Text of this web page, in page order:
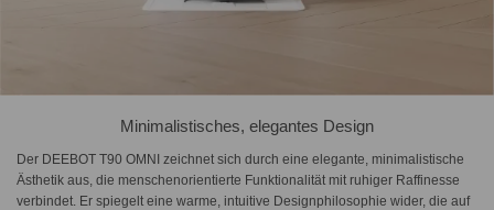
Minimalistisches, elegantes Design
Der DEEBOT T90 OMNI zeichnet sich durch eine elegante, minimalistische
Ästhetik aus, die menschenorientierte Funktionalität mit ruhiger Raffinesse
verbindet. Er spiegelt eine warme, intuitive Designphilosophie wider, die auf